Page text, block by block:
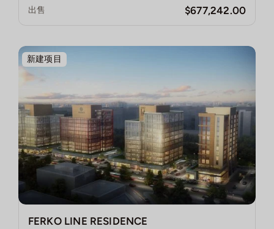
$677,242.00
出售
新建项目
FERKO LINE RESIDENCE